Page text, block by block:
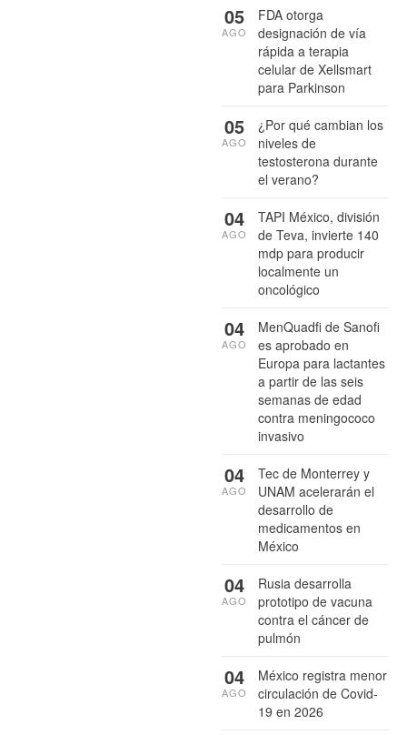
FDA otorga
designación de vía
rápida a terapia
celular de Xellsmart
para Parkinson
05
AGO
¿Por qué cambian los
niveles de
testosterona durante
el verano?
05
AGO
TAPI México, división
de Teva, invierte 140
mdp para producir
localmente un
oncológico
04
AGO
MenQuadfi de Sanofi
es aprobado en
Europa para lactantes
a partir de las seis
semanas de edad
contra meningococo
invasivo
04
AGO
Tec de Monterrey y
UNAM acelerarán el
desarrollo de
medicamentos en
México
04
AGO
Rusia desarrolla
prototipo de vacuna
contra el cáncer de
pulmón
04
AGO
México registra menor
circulación de Covid-
19 en 2026
04
AGO